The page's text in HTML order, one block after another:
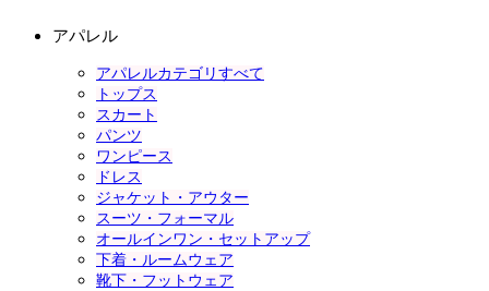
アパレル
アパレルカテゴリすべて
トップス
スカート
パンツ
ワンピース
ドレス
ジャケット・アウター
スーツ・フォーマル
オールインワン・セットアップ
下着・ルームウェア
靴下・フットウェア